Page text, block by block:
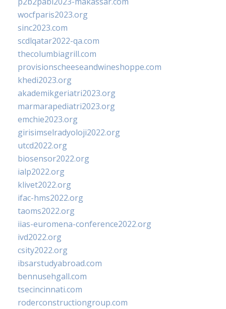
wocfparis2023.org
sinc2023.com
scdlqatar2022-qa.com
thecolumbiagrill.com
provisionscheeseandwineshoppe.com
khedi2023.org
akademikgeriatri2023.org
marmarapediatri2023.org
emchie2023.org
girisimselradyoloji2022.org
utcd2022.org
biosensor2022.org
ialp2022.org
klivet2022.org
ifac-hms2022.org
taoms2022.org
iias-euromena-conference2022.org
ivd2022.org
csity2022.org
ibsarstudyabroad.com
bennusehgall.com
tsecincinnati.com
roderconstructiongroup.com